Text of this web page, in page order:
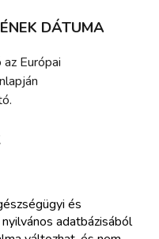
DÁTUMA
Európai
és
adatbázisából